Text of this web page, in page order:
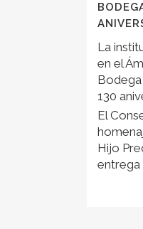
La
en el
130
El
Hijo
entrega